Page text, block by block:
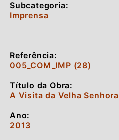
Subcategoria:
Imprensa
Referência:
005_COM_IMP (28)
Título da Obra:
A Visita da Velha Senhora
Ano:
2013